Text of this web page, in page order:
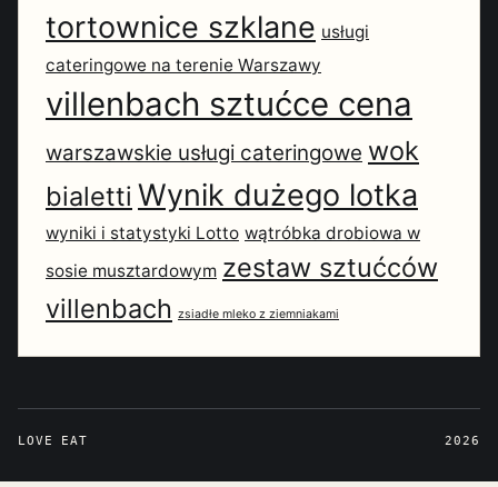
tortownice szklane usługi
cateringowe na terenie Warszawy
villenbach sztućce cena
warszawskie usługi cateringowe wok
bialetti Wynik dużego lotka
wyniki i statystyki Lotto wątróbka drobiowa w
sosie musztardowym zestaw sztućców
villenbach zsiadłe mleko z ziemniakami
LOVE EAT 2026